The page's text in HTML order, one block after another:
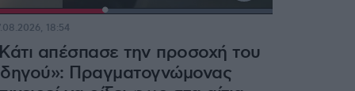
Loaded:
απέσπασε την προσοχή του
Πραγματογνώμονας
18:54